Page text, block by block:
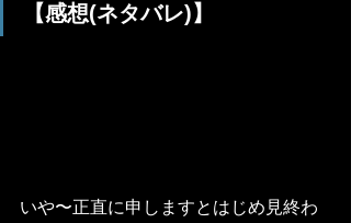
【感想(ネタバレ)】
いや〜正直に申しますとはじめ見終わ